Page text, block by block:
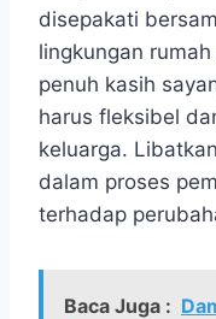
disepakati
lingkungan
penuh kasih
harus fleksibel
keluarga.
dalam proses
terhadap
Baca Juga :